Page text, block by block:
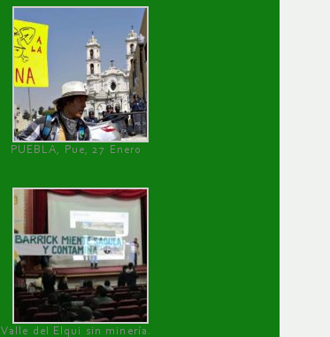
PUEBLA, Pue, 27 Enero
Valle del Elqui sin minería.